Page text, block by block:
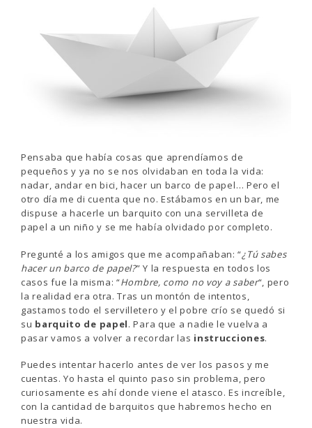
Pensaba que había cosas que aprendíamos de
pequeños y ya no se nos olvidaban en toda la vida:
nadar, andar en bici, hacer un barco de papel… Pero el
otro día me di cuenta que no. Estábamos en un bar, me
dispuse a hacerle un barquito con una servilleta de
papel a un niño y se me había olvidado por completo.
Pregunté a los amigos que me acompañaban: “¿Tú sabes
hacer un barco de papel?” Y la respuesta en todos los
casos fue la misma: “Hombre, como no voy a saber“, pero
la realidad era otra. Tras un montón de intentos,
gastamos todo el servilletero y el pobre crío se quedó si
su barquito de papel. Para que a nadie le vuelva a
pasar vamos a volver a recordar las instrucciones.
Puedes intentar hacerlo antes de ver los pasos y me
cuentas. Yo hasta el quinto paso sin problema, pero
curiosamente es ahí donde viene el atasco. Es increíble,
con la cantidad de barquitos que habremos hecho en
nuestra vida.